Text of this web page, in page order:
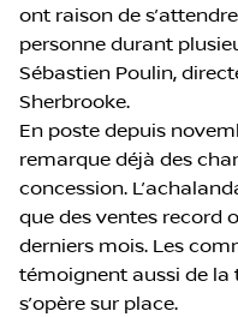
ont raison de
personne durant
Sébastien Poulin,
Sherbrooke.
En poste depuis
remarque déjà des
concession.
que des ventes record
derniers mois. Les
témoignent aussi de
s’opère sur place.